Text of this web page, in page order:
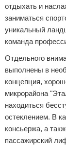
отдыхать и
заниматься
уникальный
команда
Отдельного
выполнены в
концепция,
микрорайона
находиться
остеклением. В
консьержа, а
пассажирский